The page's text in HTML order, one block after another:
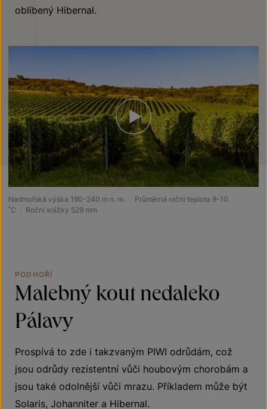
oblíbený Hibernal.
Nadmořská výška 190-240 m n. m.
Průměrná roční teplota 9-10
˚C
Roční srážky 529 mm
PODHOŘÍ
Malebný kout nedaleko
Pálavy
Prospívá to zde i takzvaným PIWI odrůdám, což
jsou odrůdy rezistentní vůči houbovým chorobám a
jsou také odolnější vůči mrazu. Příkladem může být
Solaris, Johanniter a Hibernal.